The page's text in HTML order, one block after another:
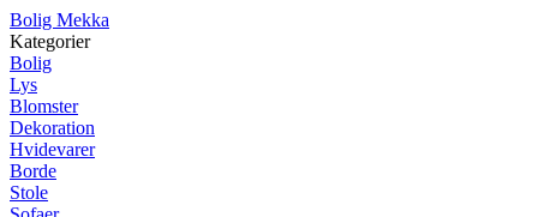
Bolig Mekka
Kategorier
Bolig
Lys
Blomster
Dekoration
Hvidevarer
Borde
Stole